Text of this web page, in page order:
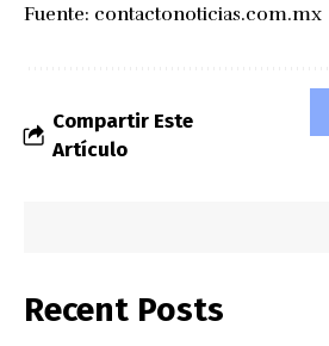
Fuente: contactonoticias.com.mx
Compartir Este
Artículo
Recent Posts